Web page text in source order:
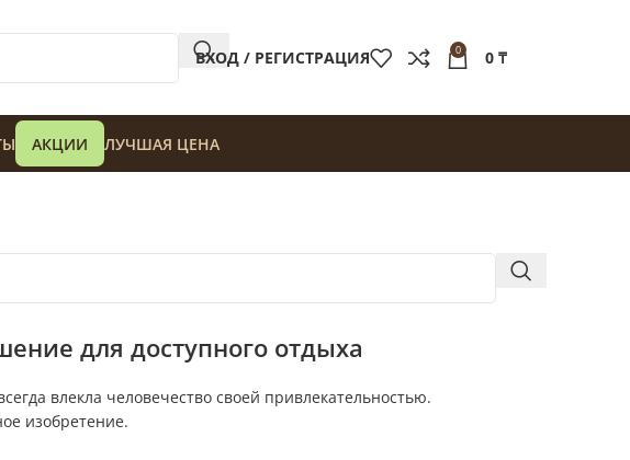
ВХОД / РЕГИСТРАЦИЯ 0 0 ₸
АКЦИИ ЛУЧШАЯ ЦЕНА
для доступного отдыха
влекла человечество своей привлекательностью.
изобретение.